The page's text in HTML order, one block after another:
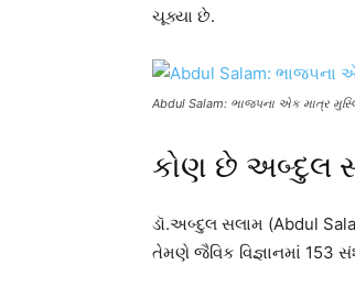
ચૂક્યા છે.
Abdul Salam: ભાજપના એક માત્ર
કોણ છે અબ્દુલ
ડૉ.અબ્દુલ સલામ (Abdul
તેમણે જૈવિક વિજ્ઞાનમાં 153